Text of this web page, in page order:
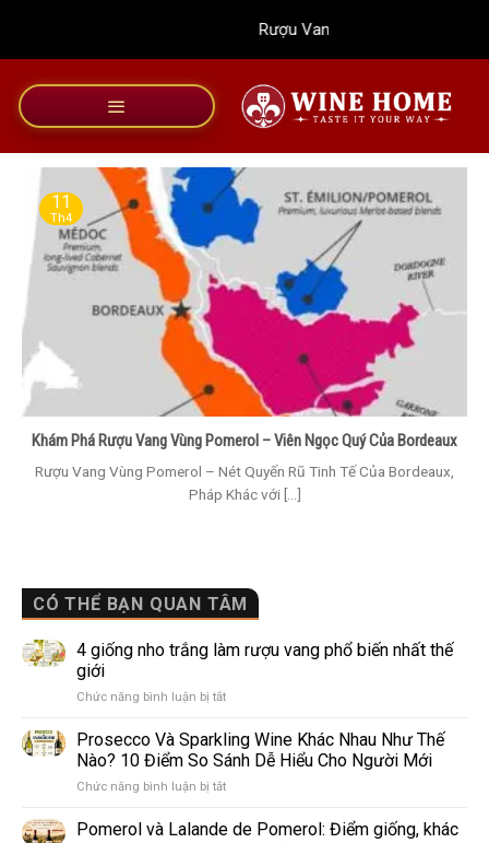
dung
Rượu Vang Wine Home
CÓ THỂ BẠN QUAN TÂM
4 giống nho trắng làm rượu vang phổ biến nhất thế
giới
Chức năng bình luận bị tắtở
giống
nho
trắng
làm
vang
Prosecco Và Sparkling Wine Khác Nhau Như Thế
Nào? 10 Điểm So Sánh Dễ Hiểu Cho Người Mới
Chức năng bình luận bị tắtở
Pomerol và Lalande de Pomerol: Điểm giống, khác
Khám Phá Rượu Vang Vùng Pomerol – Viên Ngọc Quý Của Bordeaux
Rượu Vang Vùng Pomerol – Nét Quyến Rũ Tinh Tế Của Bordeaux,
Pháp Khác với [...]
11
Th4